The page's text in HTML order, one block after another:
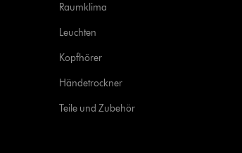
Raumklima
Leuchten
Kopfhörer
Händetrockner
Teile und Zubehör